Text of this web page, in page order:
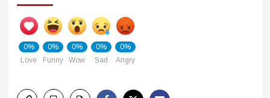
0%
Love
0%
Funny
0%
Wow
0%
Sad
0%
Angry